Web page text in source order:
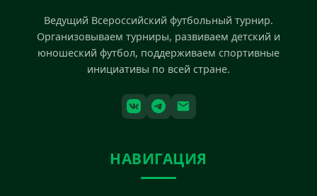
Ведущий Всероссийский футбольный турнир.
Организовываем турниры, развиваем детский и
юношеский футбол, поддерживаем спортивные
инициативы по всей стране.
НАВИГАЦИЯ